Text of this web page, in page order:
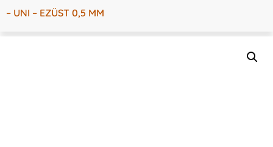
– UNI – EZÜST 0,5 MM